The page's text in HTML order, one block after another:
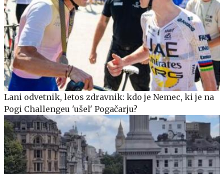
Lani odvetnik, letos zdravnik: kdo je Nemec, ki je na
Pogi Challengeu 'ušel' Pogačarju?